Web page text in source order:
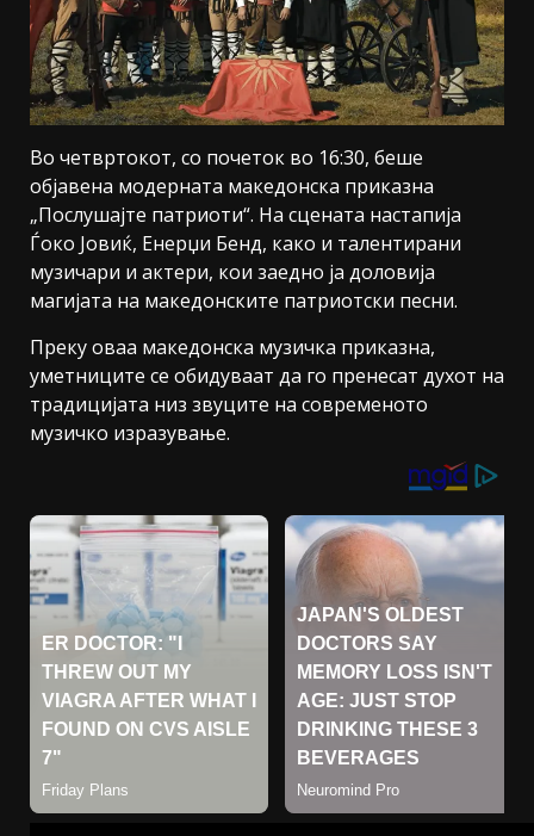
Во четвртокот, со почеток во 16:30, беше
објавена модерната македонска приказна
„Послушајте патриоти“. На сцената настапија
Ѓоко Јовиќ, Енерџи Бенд, како и талентирани
музичари и актери, кои заедно ја доловија
магијата на македонските патриотски песни.
Преку оваа македонска музичка приказна,
уметниците се обидуваат да го пренесат духот на
традицијата низ звуците на современото
музичко изразување.